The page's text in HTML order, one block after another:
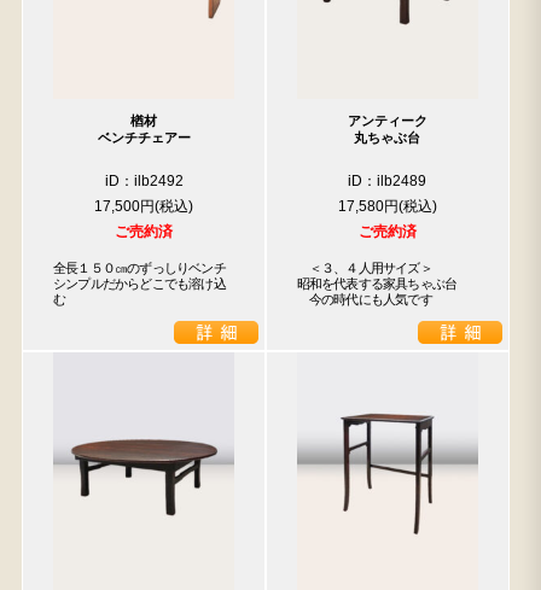
楢材
ベンチチェアー
iD：ilb2492
17,500円
ご売約済
全長１５０㎝のずっしりベンチ
シンプルだからどこでも溶け込
む
アンティーク
丸ちゃぶ台
iD：ilb2489
17,580円
ご売約済
＜３、４人用サイズ＞
昭和を代表する家具ちゃぶ台
今の時代にも人気です